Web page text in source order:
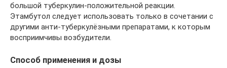
большой туберкулин-положительной реакции.
Этамбутол следует использовать только в сочетании с
другими анти-туберкулёзными препаратами, к которым
восприимчивы возбудители.
Способ применения и дозы